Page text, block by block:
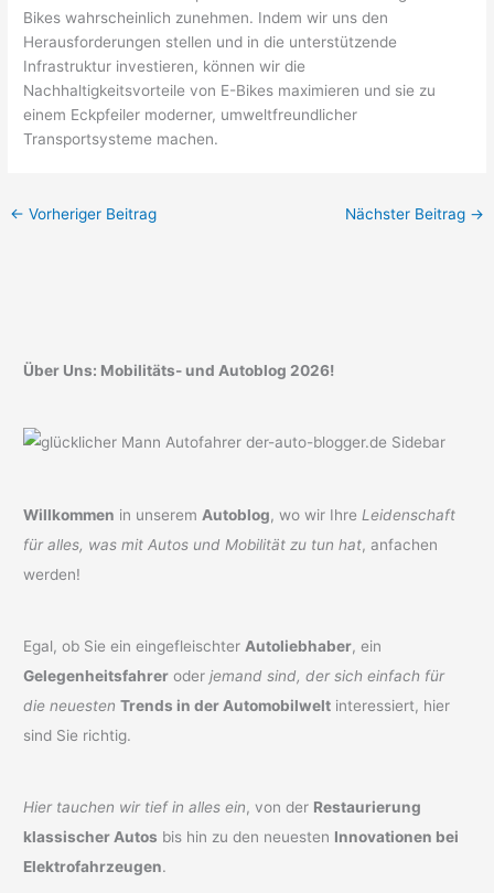
Bikes wahrscheinlich zunehmen. Indem wir uns den
Herausforderungen stellen und in die unterstützende
Infrastruktur investieren, können wir die
Nachhaltigkeitsvorteile von E-Bikes maximieren und sie zu
einem Eckpfeiler moderner, umweltfreundlicher
Transportsysteme machen.
← Vorheriger Beitrag Nächster Beitrag →
Über Uns: Mobilitäts- und Autoblog 2026!
Willkommen in unserem Autoblog, wo wir Ihre Leidenschaft
für alles, was mit Autos und Mobilität zu tun hat, anfachen
werden!
Egal, ob Sie ein eingefleischter Autoliebhaber, ein
Gelegenheitsfahrer oderjemand sind, der sich einfach für
die neuesten Trends in der Automobilwelt interessiert, hier
sind Sie richtig.
Hier tauchen wir tief in alles ein, von der Restaurierung
klassischer Autos bis hin zu den neuesten Innovationen bei
Elektrofahrzeugen.